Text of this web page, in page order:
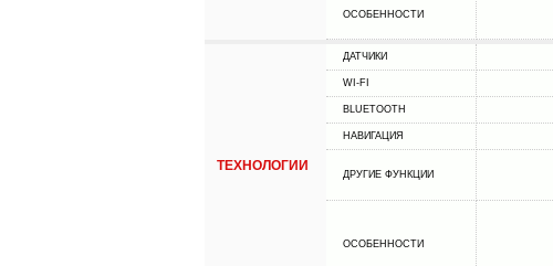
ОСОБЕННОСТИ
ТЕХНОЛОГИИ
ДАТЧИКИ
WI-FI
BLUETOOTH
НАВИГАЦИЯ
ДРУГИЕ ФУНКЦИИ
ОСОБЕННОСТИ